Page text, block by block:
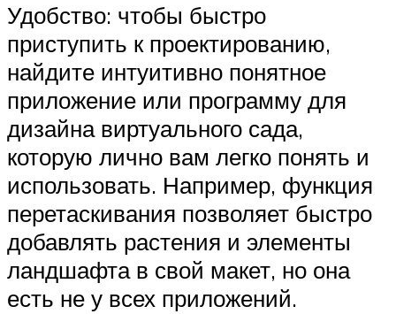
Удобство: чтобы быстро
приступить к проектированию,
найдите интуитивно понятное
приложение или программу для
дизайна виртуального сада,
которую лично вам легко понять и
использовать. Например, функция
перетаскивания позволяет быстро
добавлять растения и элементы
ландшафта в свой макет, но она
есть не у всех приложений.